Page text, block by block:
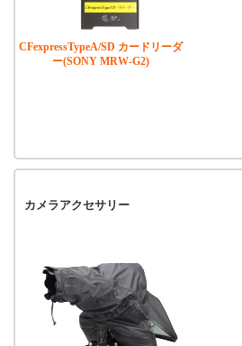
CFexpressTypeA/SD カードリーダ
ー(SONY MRW-G2)
カメラアクセサリー